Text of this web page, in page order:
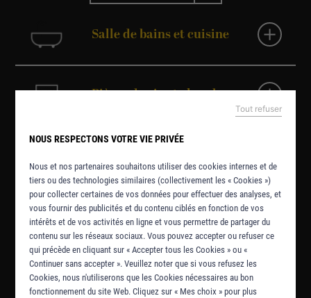
Panneau de gestion des cookies
NOUS RESPECTONS VOTRE VIE PRIVÉE
Nous et nos partenaires souhaitons utiliser des cookies internes et de
tiers ou des technologies similaires (collectivement les « Cookies »)
pour collecter certaines de vos données pour effectuer des analyses, et
vous fournir des publicités et du contenu ciblés en fonction de vos
intérêts et de vos activités en ligne et vous permettre de partager du
contenu sur les réseaux sociaux. Vous pouvez accepter ou refuser ce
qui précède en cliquant sur « Accepter tous les Cookies » ou «
Continuer sans accepter ». Veuillez noter que si vous refusez les
Cookies, nous n'utiliserons que les Cookies nécessaires au bon
fonctionnement du site Web. Cliquez sur « Mes choix » pour plus
Tout refuser
Salle de bains et cuisine
Pièces de vie et chambres
Combles